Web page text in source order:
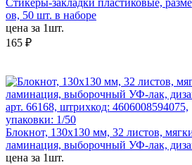
Стикеры-закладки пластиковые,
ов, 50 шт. в наборе
цена за 1шт.
165 ₽
арт. 66168, штрихкод: 4606008594075,
упаковки: 1/50
Блокнот, 130х130 мм, 32 листов,
ламинация, выборочный УФ-лак,
цена за 1шт.